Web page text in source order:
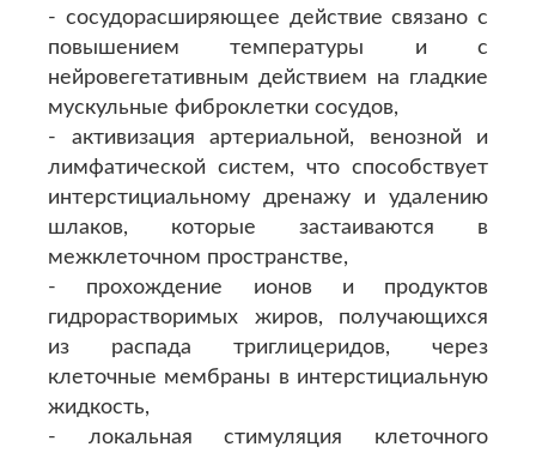
- сосудорасширяющее действие связано с
повышением температуры и с
нейровегетативным действием на гладкие
мускульные фиброклетки сосудов,
- активизация артериальной, венозной и
лимфатической систем, что способствует
интерстициальному дренажу и удалению
шлаков, которые застаиваются в
межклеточном пространстве,
- прохождение ионов и продуктов
гидрорастворимых жиров, получающихся
из распада триглицеридов, через
клеточные мембраны в интерстициальную
жидкость,
- локальная стимуляция клеточного